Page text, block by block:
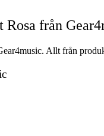
från
Allt från